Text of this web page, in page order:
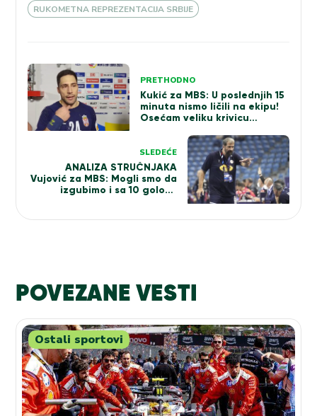
RUKOMETNA REPREZENTACIJA SRBIJE
Kretanje
članka
PRETHODNO
Kukić za MBS: U poslednjih 15
minuta nismo ličili na ekipu!
Osećam veliku krivicu
SLEDEĆE
ANALIZA STRUČNJAKA
Vujović za MBS: Mogli smo da
izgubimo i sa 10 golova
POVEZANE VESTI
Ostali sportovi